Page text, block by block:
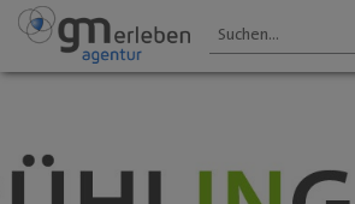
Wir über uns
FOREST ONE®